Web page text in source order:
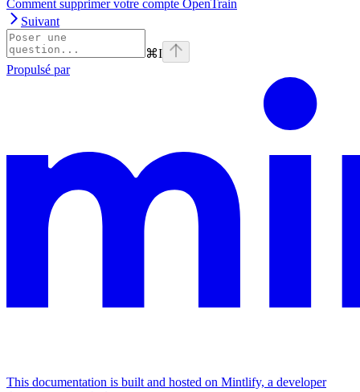
Comment supprimer votre compte OpenTrain
Suivant
⌘I
Propulsé par
This documentation is built and hosted on Mintlify, a developer